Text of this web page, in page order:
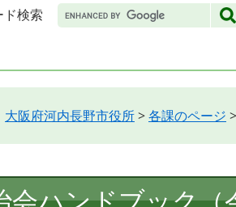
ド検索 Google
カ
検
大阪府河内長野市役所>各課のページ >